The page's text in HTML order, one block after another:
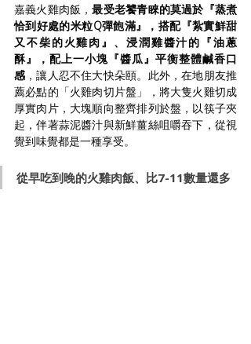
嘉義火雞肉飯，最受老饕青睞的莫過於『蒸煮
恰到好處的米粒Q彈飽滿』，搭配『紮實鮮甜
又不柴的火雞肉』、浸潤雞醬汁的『油蔥
酥』，配上一小塊『醬瓜』平衡整體鹹香口
感 ，讓人忍不住大快朵頤。此外，在地朋友推
薦必點的「火雞肉切片盤」，將大隻火雞切成
厚實肉片，大塊順向整齊排列於盤，以筷子夾
起，伴著蒜泥醬汁與新鮮薑絲咀嚼吞下，從視
覺到味覺都是一種享受。
從早吃到晚的火雞肉飯、比7-11數量還多